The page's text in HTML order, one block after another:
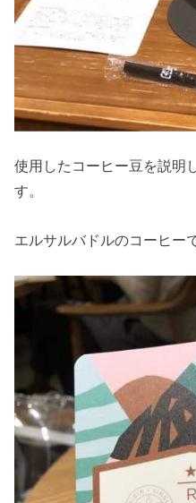
使用したコーヒー豆を説明
す。
エルサルバドルのコーヒー